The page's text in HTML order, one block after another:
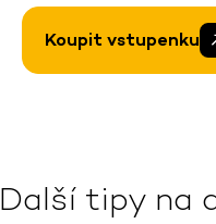
Koupit vstupenku
Další tipy na